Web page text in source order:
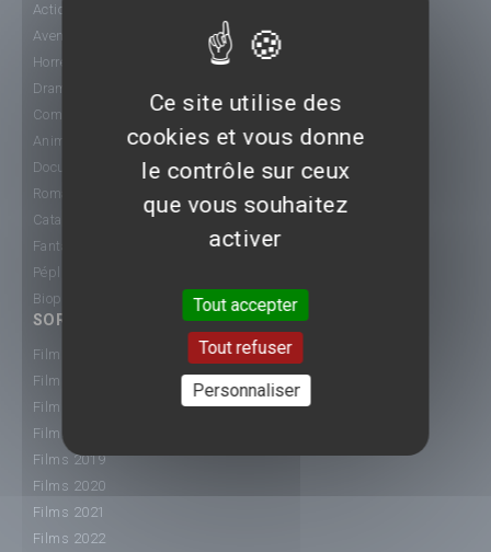
Action
Aventure
Horreur
Drame
Comédie
Animation
Documentaire
Romance
Catastrophe
Fantastique
Péplum
Biopic
SORTIE CINÉ
Films 2015
Films 2016
Films 2017
Films 2018
Films 2019
Films 2020
Films 2021
Films 2022
Ce site utilise des
cookies et vous donne
le contrôle sur ceux
que vous souhaitez
activer
Tout accepter
Tout refuser
Personnaliser